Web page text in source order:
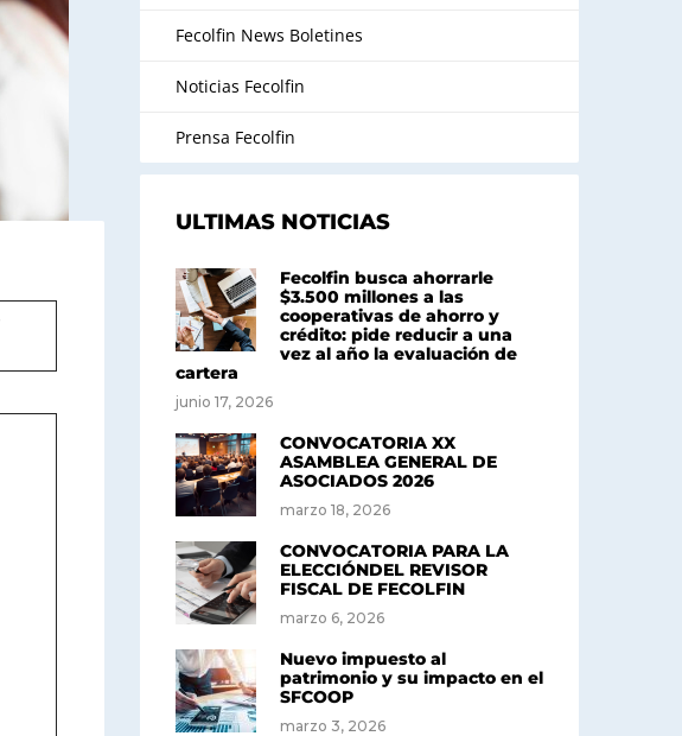
Fecolfin News Boletines
Noticias Fecolfin
Prensa Fecolfin
ULTIMAS NOTICIAS
Fecolfin busca ahorrarle
$3.500 millones a las
cooperativas de ahorro y
crédito: pide reducir a una
vez al año la evaluación de
cartera
junio 17, 2026
CONVOCATORIA XX
ASAMBLEA GENERAL DE
ASOCIADOS 2026
marzo 18, 2026
CONVOCATORIA PARA LA
ELECCIÓNDEL REVISOR
FISCAL DE FECOLFIN
marzo 6, 2026
Nuevo impuesto al
patrimonio y su impacto en el
SFCOOP
marzo 3, 2026